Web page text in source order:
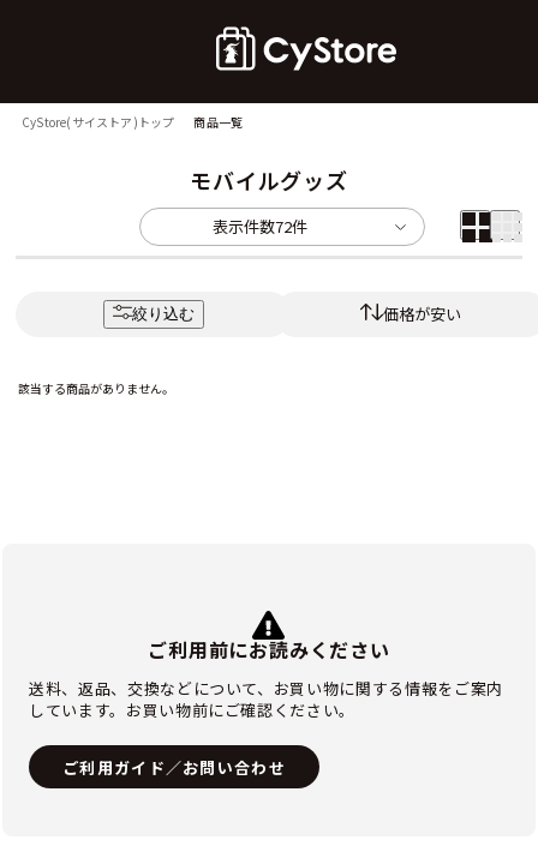
CyStore(サイストア)トップ 商品一覧
モバイルグッズ
表示件数72件
絞り込む 価格が安い
該当する商品がありません。
ご利用前にお読みください
送料、返品、交換などについて、お買い物に関する情報をご案内
しています。お買い物前にご確認ください。
ご利用ガイド／お問い合わせ